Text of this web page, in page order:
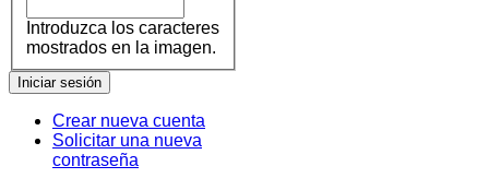
Introduzca los caracteres
mostrados en la imagen.
Crear nueva cuenta
Solicitar una nueva
contraseña